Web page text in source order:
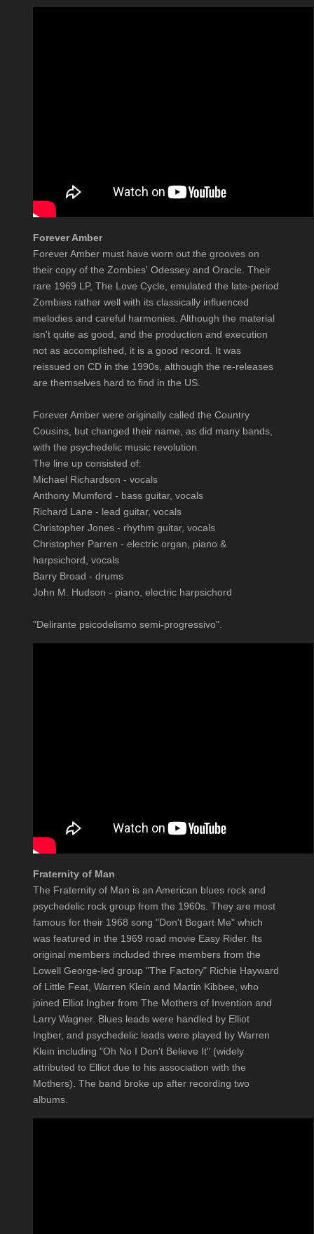
Forever Amber
Forever Amber must have worn out the grooves on
their copy of the Zombies' Odessey and Oracle. Their
rare 1969 LP, The Love Cycle, emulated the late-period
Zombies rather well with its classically influenced
melodies and careful harmonies. Although the material
isn't quite as good, and the production and execution
not as accomplished, it is a good record. It was
reissued on CD in the 1990s, although the re-releases
are themselves hard to find in the US.
Forever Amber were originally called the Country
Cousins, but changed their name, as did many bands,
with the psychedelic music revolution.
The line up consisted of:
Michael Richardson - vocals
Anthony Mumford - bass guitar, vocals
Richard Lane - lead guitar, vocals
Christopher Jones - rhythm guitar, vocals
Christopher Parren - electric organ, piano &
harpsichord, vocals
Barry Broad - drums
John M. Hudson - piano, electric harpsichord
"Delirante psicodelismo semi-progressivo".
Fraternity of Man
The Fraternity of Man is an American blues rock and
psychedelic rock group from the 1960s. They are most
famous for their 1968 song "Don't Bogart Me" which
was featured in the 1969 road movie Easy Rider. Its
original members included three members from the
Lowell George-led group "The Factory" Richie Hayward
of Little Feat, Warren Klein and Martin Kibbee, who
joined Elliot Ingber from The Mothers of Invention and
Larry Wagner. Blues leads were handled by Elliot
Ingber, and psychedelic leads were played by Warren
Klein including "Oh No I Don't Believe It" (widely
attributed to Elliot due to his association with the
Mothers). The band broke up after recording two
albums.